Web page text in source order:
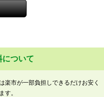
について
楽市が一部負担しできるだけお安く
す。